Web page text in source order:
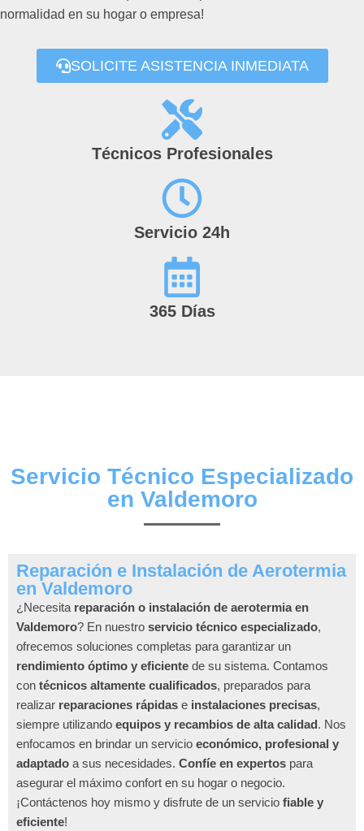
normalidad en su hogar o empresa!
SOLICITE ASISTENCIA INMEDIATA
Técnicos Profesionales
Servicio 24h
365 Días
Servicio Técnico Especializado
en Valdemoro
Reparación e Instalación de Aerotermia
en Valdemoro
¿Necesita reparación o instalación de aerotermia en
Valdemoro? En nuestro servicio técnico especializado,
ofrecemos soluciones completas para garantizar un
rendimiento óptimo y eficiente de su sistema. Contamos
con técnicos altamente cualificados, preparados para
realizar reparaciones rápidas e instalaciones precisas,
siempre utilizando equipos y recambios de alta calidad. Nos
enfocamos en brindar un servicio económico, profesional y
adaptado a sus necesidades. Confíe en expertos para
asegurar el máximo confort en su hogar o negocio.
¡Contáctenos hoy mismo y disfrute de un servicio fiable y
eficiente!